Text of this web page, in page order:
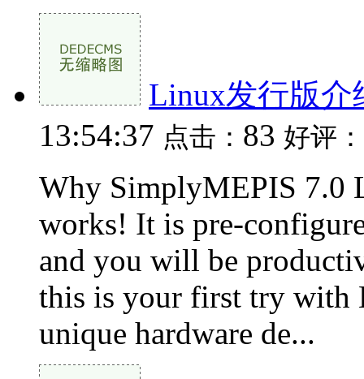
Linux发行版介
13:54:37 点击： 83 好评：
Why SimplyMEPIS 7.0
works! It is pre-
and you will be
this is your first try with
unique hardware de...